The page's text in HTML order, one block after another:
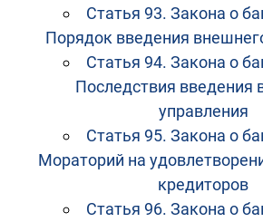
Статья 93. Закона о
Порядок введения
Статья 94. Закона о
Последствия введения
управления
Статья 95. Закона о
Мораторий на
кредиторов
Статья 96. Закона о